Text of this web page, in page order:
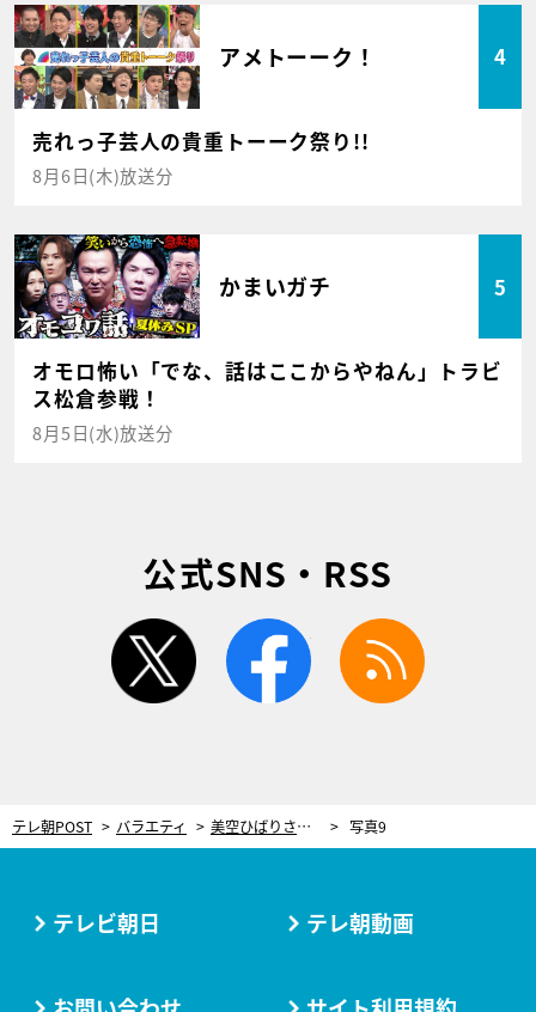
アメトーーク！ 4
売れっ子芸人の貴重トーーク祭り!!
8月6日(木)放送分
かまいガチ 5
オモロ怖い「でな、話はここからやねん」トラビ
ス松倉参戦！
8月5日(水)放送分
公式SNS・RSS
twitter facebook
テレ朝POST バラエティ 美空ひばりさんの“最後の歌声”が収録されたカセットテープ…意味がわかると泣ける写真に感動 写真9
テレビ朝日 テレ朝動画